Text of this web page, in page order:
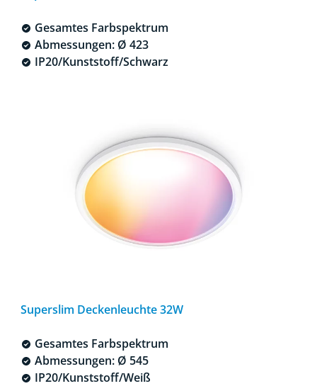
Gesamtes Farbspektrum
Abmessungen: Ø 423
IP20/Kunststoff/Schwarz
Superslim Deckenleuchte 32W
Gesamtes Farbspektrum
Abmessungen: Ø 545
IP20/Kunststoff/Weiß